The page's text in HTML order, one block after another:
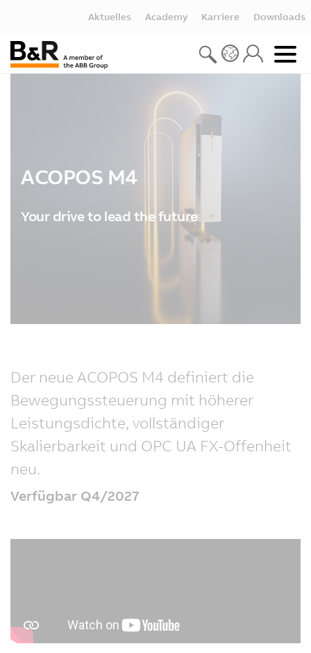
Aktuelles Academy Karriere Downloads
ACOPOS M4
Your drive to lead the future
Der neue ACOPOS M4 definiert die
Bewegungssteuerung mit höherer
Leistungsdichte, vollständiger
Skalierbarkeit und OPC UA FX-Offenheit
neu.
Verfügbar Q4/2027